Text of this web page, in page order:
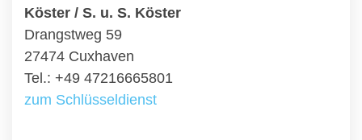
Köster / S. u. S. Köster
Drangstweg 59
27474 Cuxhaven
Tel.: +49 47216665801
zum Schlüsseldienst